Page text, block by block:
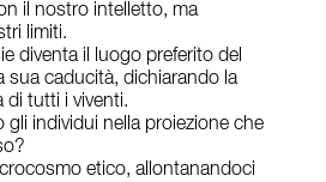
il nostro intelletto, ma
limiti.
diventa il luogo preferito del
sua caducità, dichiarando la
di tutti i viventi.
gli individui nella proiezione che
etico, allontanandoci